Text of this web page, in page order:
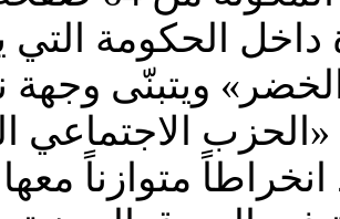
الحكومة التي
ويتبنّى
الاجتماعي
متوازناً